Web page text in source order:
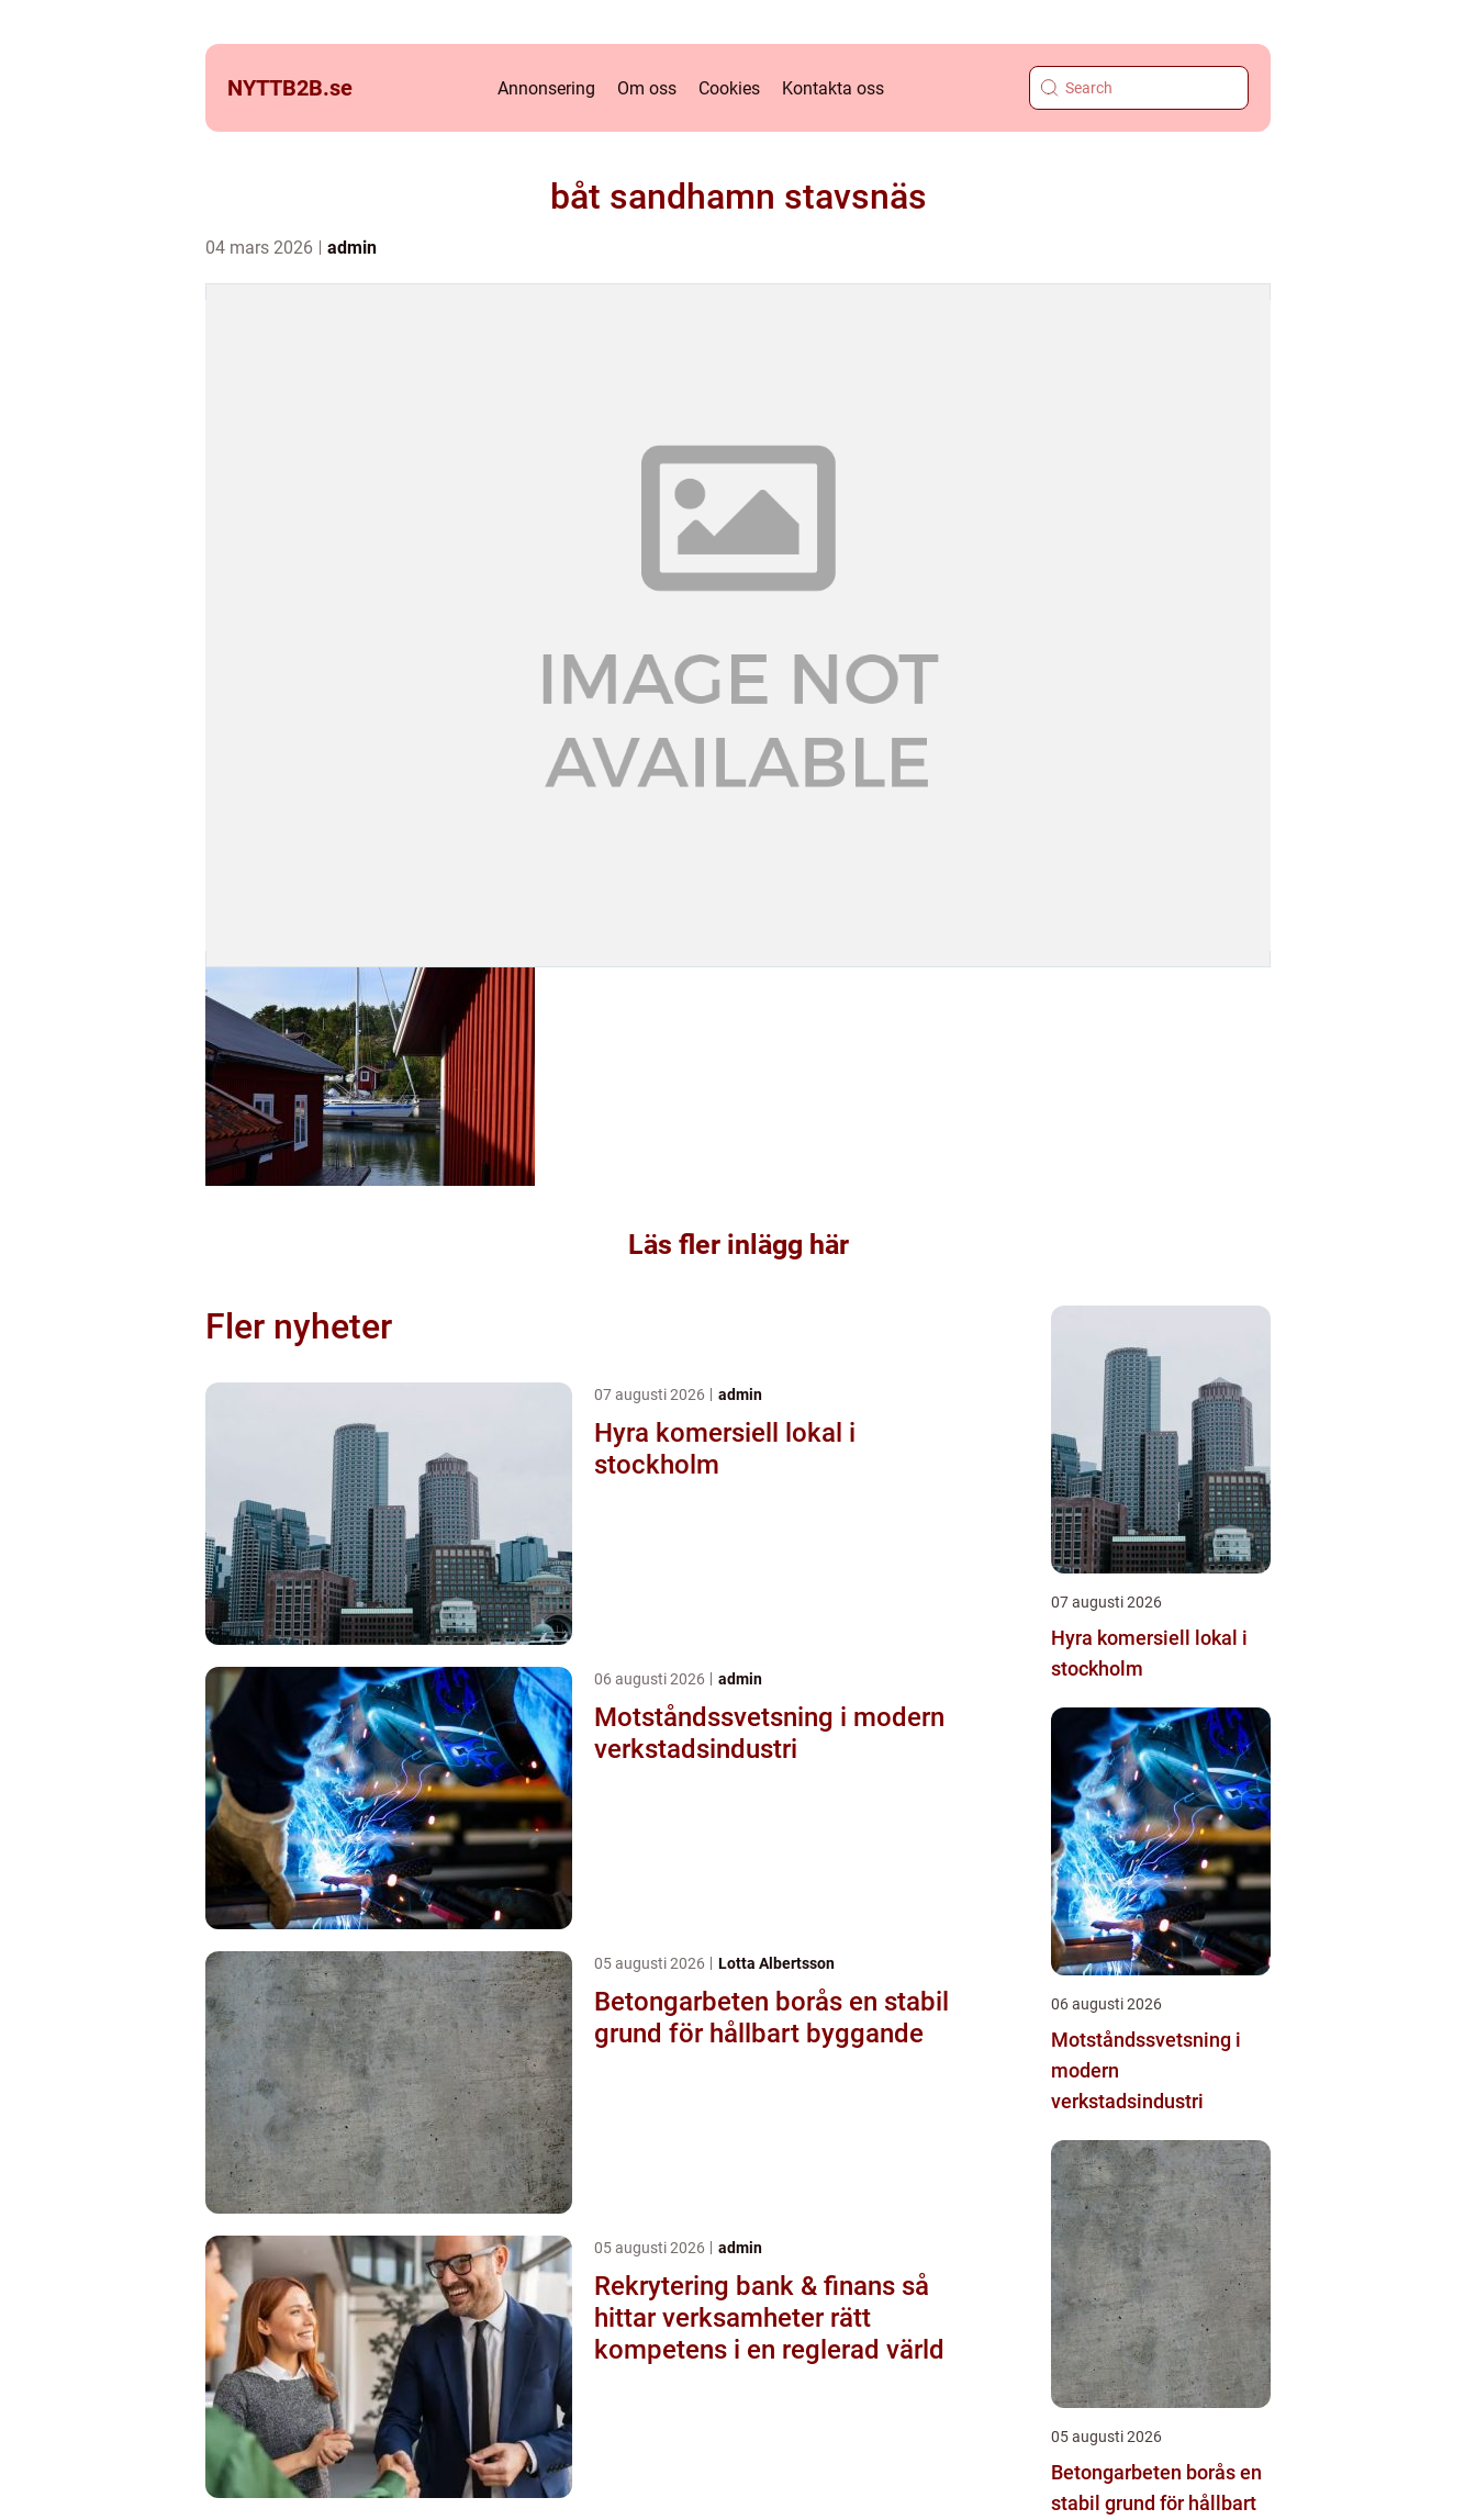
NYTTB2B.se Annonsering Om oss Cookies Kontakta oss
båt sandhamn stavsnäs
04 mars 2026 admin
Läs fler inlägg här
Fler nyheter
07 augusti 2026 admin
Hyra komersiell lokal i
stockholm
06 augusti 2026 admin
Motståndssvetsning i modern
verkstadsindustri
05 augusti 2026 Lotta Albertsson
Betongarbeten borås en stabil
grund för hållbart byggande
05 augusti 2026 admin
Rekrytering bank & finans så
hittar verksamheter rätt
kompetens i en reglerad värld
07 augusti 2026
Hyra komersiell lokal i
stockholm
06 augusti 2026
Motståndssvetsning i
modern
verkstadsindustri
05 augusti 2026
Betongarbeten borås en
stabil grund för hållbart